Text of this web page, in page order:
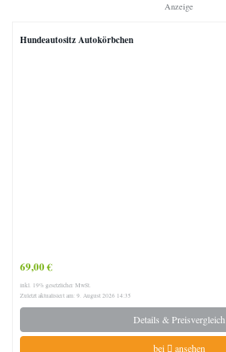
Anzeige
Hundeautositz Autokörbchen
69,00 €
inkl. 19% gesetzlicher MwSt.
Zuletzt aktualisiert am: 9. August 2026 14:35
Details & Preisvergleich
bei ansehen